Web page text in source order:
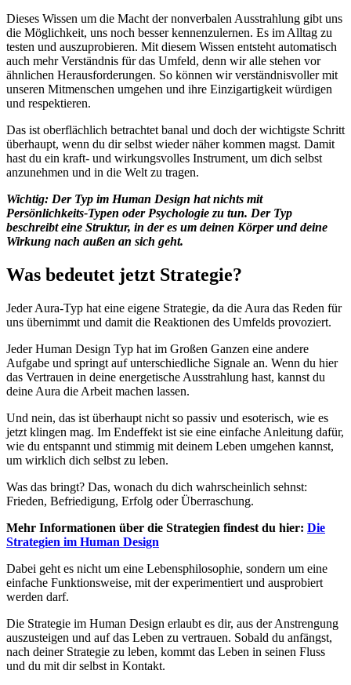
Dieses Wissen um die Macht der nonverbalen Ausstrahlung gibt uns
die Möglichkeit, uns noch besser kennenzulernen. Es im Alltag zu
testen und auszuprobieren. Mit diesem Wissen entsteht automatisch
auch mehr Verständnis für das Umfeld, denn wir alle stehen vor
ähnlichen Herausforderungen. So können wir verständnisvoller mit
unseren Mitmenschen umgehen und ihre Einzigartigkeit würdigen
und respektieren.
Das ist oberflächlich betrachtet banal und doch der wichtigste Schritt
überhaupt, wenn du dir selbst wieder näher kommen magst. Damit
hast du ein kraft- und wirkungsvolles Instrument, um dich selbst
anzunehmen und in die Welt zu tragen.
Wichtig: Der Typ im Human Design hat nichts mit
Persönlichkeits-Typen oder Psychologie zu tun. Der Typ
beschreibt eine Struktur, in der es um deinen Körper und deine
Wirkung nach außen an sich geht.
Was bedeutet jetzt Strategie?
Jeder Aura-Typ hat eine eigene Strategie, da die Aura das Reden für
uns übernimmt und damit die Reaktionen des Umfelds provoziert.
Jeder Human Design Typ hat im Großen Ganzen eine andere
Aufgabe und springt auf unterschiedliche Signale an. Wenn du hier
das Vertrauen in deine energetische Ausstrahlung hast, kannst du
deine Aura die Arbeit machen lassen.
Und nein, das ist überhaupt nicht so passiv und esoterisch, wie es
jetzt klingen mag. Im Endeffekt ist sie eine einfache Anleitung dafür,
wie du entspannt und stimmig mit deinem Leben umgehen kannst,
um wirklich dich selbst zu leben.
Was das bringt? Das, wonach du dich wahrscheinlich sehnst:
Frieden, Befriedigung, Erfolg oder Überraschung.
Mehr Informationen über die Strategien findest du hier: Die
Strategien im Human Design
Dabei geht es nicht um eine Lebensphilosophie, sondern um eine
einfache Funktionsweise, mit der experimentiert und ausprobiert
werden darf.
Die Strategie im Human Design erlaubt es dir, aus der Anstrengung
auszusteigen und auf das Leben zu vertrauen. Sobald du anfängst,
nach deiner Strategie zu leben, kommt das Leben in seinen Fluss
und du mit dir selbst in Kontakt.